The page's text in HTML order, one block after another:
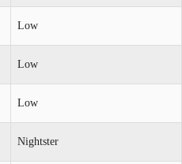
Low
Low
Low
Nightster